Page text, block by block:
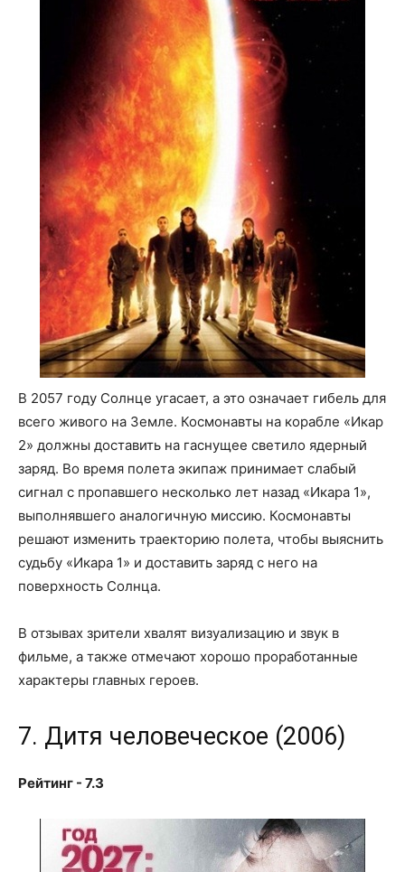
В 2057 году Солнце угасает, а это означает гибель для
всего живого на Земле. Космонавты на корабле «Икар
2» должны доставить на гаснущее светило ядерный
заряд. Во время полета экипаж принимает слабый
сигнал с пропавшего несколько лет назад «Икара 1»,
выполнявшего аналогичную миссию. Космонавты
решают изменить траекторию полета, чтобы выяснить
судьбу «Икара 1» и доставить заряд с него на
поверхность Солнца.
В отзывах зрители хвалят визуализацию и звук в
фильме, а также отмечают хорошо проработанные
характеры главных героев.
7. Дитя человеческое (2006)
Рейтинг - 7.3